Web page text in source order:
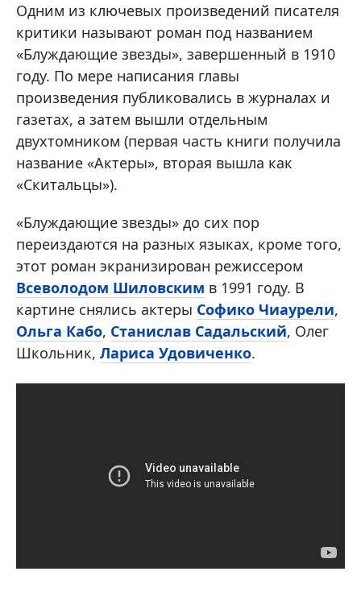
Одним из ключевых произведений писателя
критики называют роман под названием
«Блуждающие звезды», завершенный в 1910
году. По мере написания главы
произведения публиковались в журналах и
газетах, а затем вышли отдельным
двухтомником (первая часть книги получила
название «Актеры», вторая вышла как
«Скитальцы»).
«Блуждающие звезды» до сих пор
переиздаются на разных языках, кроме того,
этот роман экранизирован режиссером
Всеволодом Шиловским в 1991 году. В
картине снялись актеры Софико Чиаурели,
Ольга Кабо, Станислав Садальский, Олег
Школьник, Лариса Удовиченко.